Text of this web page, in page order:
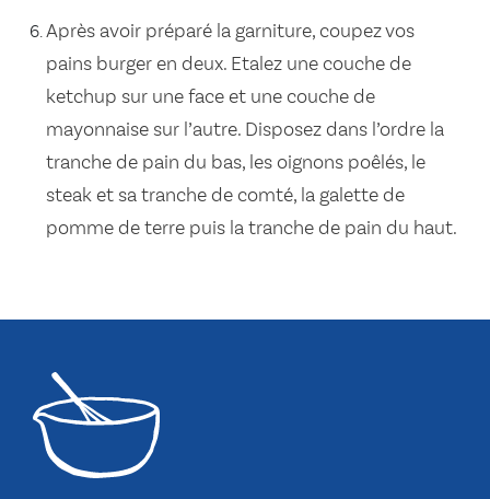
Après avoir préparé la garniture, coupez vos
pains burger en deux. Etalez une couche de
ketchup sur une face et une couche de
mayonnaise sur l’autre. Disposez dans l’ordre la
tranche de pain du bas, les oignons poêlés, le
steak et sa tranche de comté, la galette de
pomme de terre puis la tranche de pain du haut.